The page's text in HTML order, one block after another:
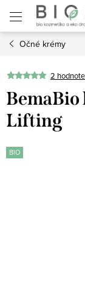
obsah
Očné krémy
2
BemaBio
Lifting
BIO